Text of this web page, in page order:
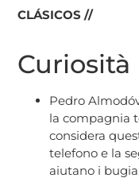
CLÁSICOS //
Curiosità
Pedro
la compagnia
considera
telefono e la
aiutano i